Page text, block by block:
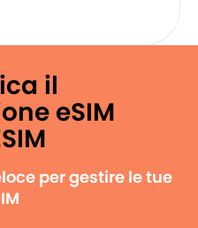
il
eSIM
per gestire le tue